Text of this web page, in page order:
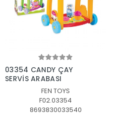
Sepete Ekle
03354 CANDY ÇAY
SERVİS ARABASI
FEN TOYS
F02.03354
8693830033540